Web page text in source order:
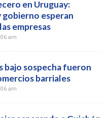
en Uruguay:
gobierno esperan
empresas
am
bajo sospecha fueron
barriales
am